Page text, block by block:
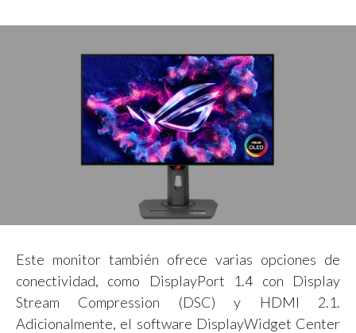
Este monitor también ofrece varias opciones de
conectividad, como DisplayPort 1.4 con Display
Stream Compression (DSC) y HDMI 2.1.
Adicionalmente, el software DisplayWidget Center